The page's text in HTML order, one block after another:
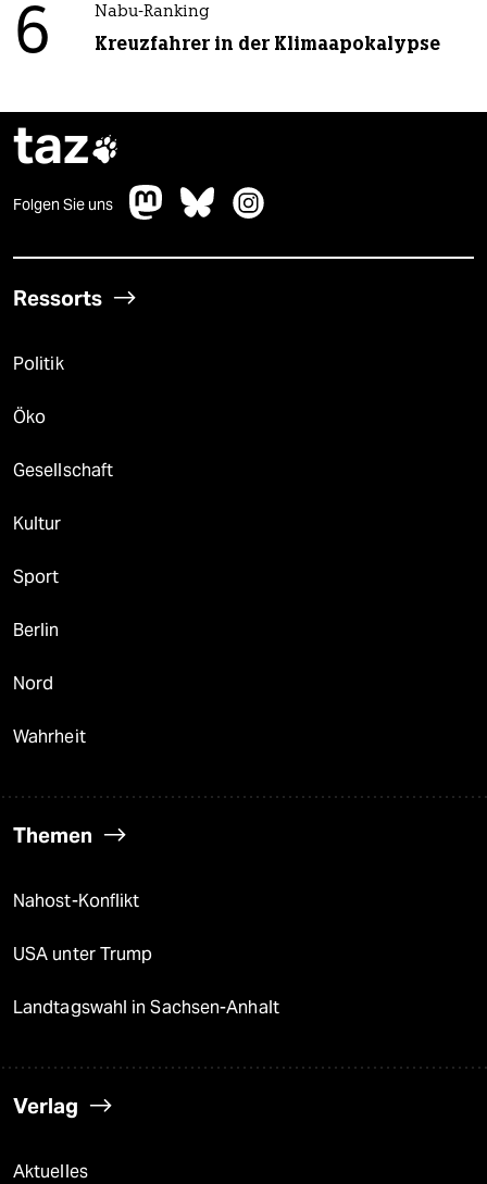
6 Nabu-Ranking
Kreuzfahrer in der Klimaapokalypse
taz
Folgen Sie uns
Ressorts
Politik
Öko
Gesellschaft
Kultur
Sport
Berlin
Nord
Wahrheit
Themen
Nahost-Konflikt
USA unter Trump
Landtagswahl in Sachsen-Anhalt
Verlag
Aktuelles